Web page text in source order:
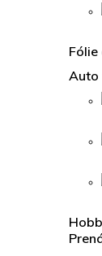
Auto